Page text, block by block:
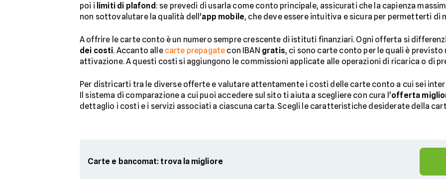
poi i limiti di plafond : se prevedi di usarla come conto principale, assicurati che la capienza
non sottovalutare la qualità dell'app mobile, che deve essere intuitiva e sicura per permetterti di
A offrire le carte conto è un numero sempre crescente di istituti finanziari. Ogni offerta si
dei costi. Accanto alle carte prepagate con IBAN gratis, ci sono carte conto per le quali è
attivazione. A questi costi si aggiungono le commissioni applicate alle operazioni di ricarica o di
Per districarti tra le diverse offerte e valutare attentamente i costi delle carte conto a cui sei
Il sistema di comparazione a cui puoi accedere sul sito ti aiuta a scegliere con cura l'offerta
dettaglio i costi e i servizi associati a ciascuna carta. Scegli le caratteristiche desiderate della
Carte e bancomat: trova la migliore